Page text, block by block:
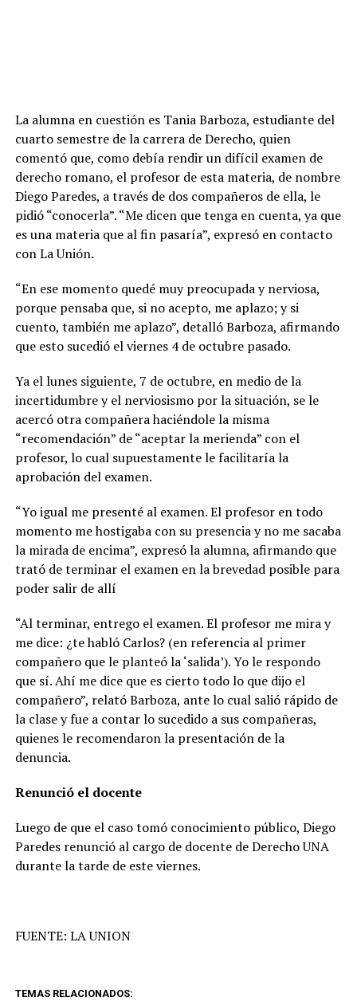
La alumna en cuestión es Tania Barboza, estudiante del
cuarto semestre de la carrera de Derecho, quien
comentó que, como debía rendir un difícil examen de
derecho romano, el profesor de esta materia, de nombre
Diego Paredes, a través de dos compañeros de ella, le
pidió “conocerla”. “Me dicen que tenga en cuenta, ya que
es una materia que al fin pasaría”, expresó en contacto
con La Unión.
“En ese momento quedé muy preocupada y nerviosa,
porque pensaba que, si no acepto, me aplazo; y si
cuento, también me aplazo”, detalló Barboza, afirmando
que esto sucedió el viernes 4 de octubre pasado.
Ya el lunes siguiente, 7 de octubre, en medio de la
incertidumbre y el nerviosismo por la situación, se le
acercó otra compañera haciéndole la misma
“recomendación” de “aceptar la merienda” con el
profesor, lo cual supuestamente le facilitaría la
aprobación del examen.
“Yo igual me presenté al examen. El profesor en todo
momento me hostigaba con su presencia y no me sacaba
la mirada de encima”, expresó la alumna, afirmando que
trató de terminar el examen en la brevedad posible para
poder salir de allí
“Al terminar, entrego el examen. El profesor me mira y
me dice: ¿te habló Carlos? (en referencia al primer
compañero que le planteó la ‘salida’). Yo le respondo
que sí. Ahí me dice que es cierto todo lo que dijo el
compañero”, relató Barboza, ante lo cual salió rápido de
la clase y fue a contar lo sucedido a sus compañeras,
quienes le recomendaron la presentación de la
denuncia.
Renunció el docente
Luego de que el caso tomó conocimiento público, Diego
Paredes renunció al cargo de docente de Derecho UNA
durante la tarde de este viernes.
FUENTE: LA UNION
TEMAS RELACIONADOS: